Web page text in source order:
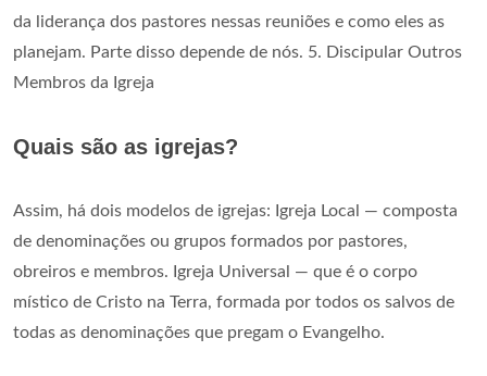
da liderança dos pastores nessas reuniões e como eles as
planejam. Parte disso depende de nós. 5. Discipular Outros
Membros da Igreja
Quais são as igrejas?
Assim, há dois modelos de igrejas: Igreja Local — composta
de denominações ou grupos formados por pastores,
obreiros e membros. Igreja Universal — que é o corpo
místico de Cristo na Terra, formada por todos os salvos de
todas as denominações que pregam o Evangelho.